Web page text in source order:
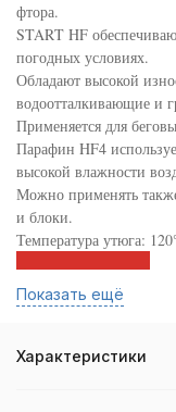
фтора.
START HF
погодных условиях.
Обладают высокой
водоотталкивающие и
Применяется для
Парафин HF4
высокой влажности
Можно применять
и блоки.
Температура утюга:
Показать ещё
Характеристики